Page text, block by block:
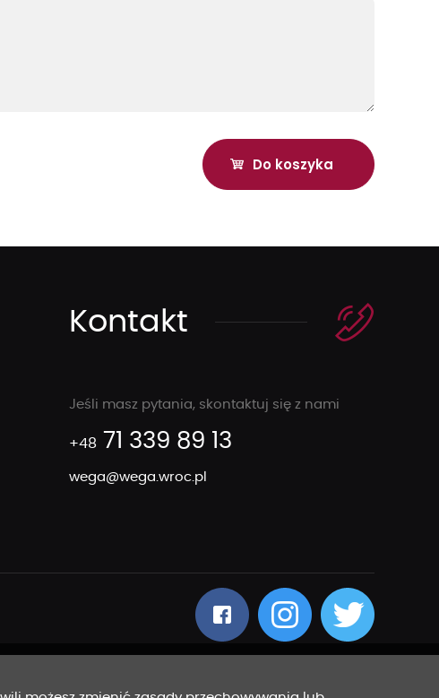
Kontakt
Jeśli masz pytania, skontaktuj się z nami
+48 71 339 89 13
wega@wega.wroc.pl